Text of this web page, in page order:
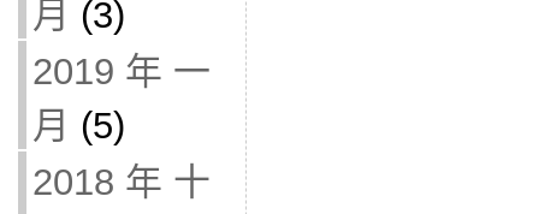
月 (3)
2019 年 一
月 (5)
2018 年 十